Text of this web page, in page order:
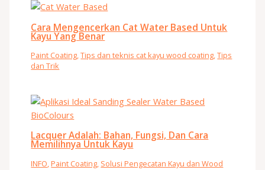
Cara Mengencerkan Cat Water Based Untuk
Kayu Yang Benar
Paint Coating,Tips dan teknis cat kayu wood coating,Tips
dan Trik
Lacquer Adalah: Bahan, Fungsi, Dan Cara
Memilihnya Untuk Kayu
INFO ,Paint Coating Solusi Pengecatan Kayu dan Wood